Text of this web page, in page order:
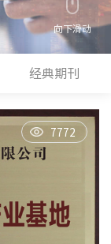
向下滑动
经典期刊
7772